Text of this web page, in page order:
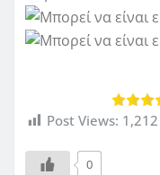
Post Views: 1,212
0